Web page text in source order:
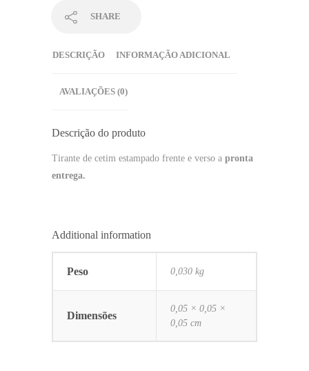
SHARE
DESCRIÇÃO INFORMAÇÃO ADICIONAL
AVALIAÇÕES (0)
Descrição do produto
Tirante de cetim estampado frente e verso a pronta
entrega.
Additional information
Peso 0,030 kg
Dimensões
0,05 × 0,05 ×
0,05 cm